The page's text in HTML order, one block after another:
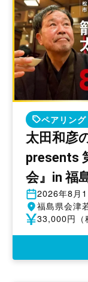
ペアリン
太田和彦
presents
会』in 福
開
催
日
2026年8月
開
催
福島県会津
参 33,000円（